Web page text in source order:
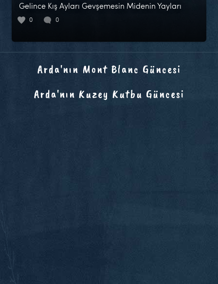
Gelince Kış Ayları Gevşemesin Midenin Yayları
0 0
Arda'nın Mont Blanc Güncesi
Arda'nın Kuzey Kutbu Güncesi